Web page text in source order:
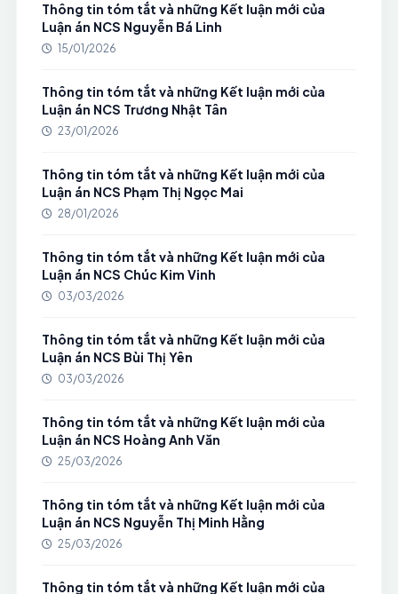
Thông tin tóm tắt và những Kết luận mới của
Luận án NCS Nguyễn Bá Linh
15/01/2026
Thông tin tóm tắt và những Kết luận mới của
Luận án NCS Trương Nhật Tân
23/01/2026
Thông tin tóm tắt và những Kết luận mới của
Luận án NCS Phạm Thị Ngọc Mai
28/01/2026
Thông tin tóm tắt và những Kết luận mới của
Luận án NCS Chúc Kim Vinh
03/03/2026
Thông tin tóm tắt và những Kết luận mới của
Luận án NCS Bùi Thị Yên
03/03/2026
Thông tin tóm tắt và những Kết luận mới của
Luận án NCS Hoàng Anh Văn
25/03/2026
Thông tin tóm tắt và những Kết luận mới của
Luận án NCS Nguyễn Thị Minh Hằng
25/03/2026
Thông tin tóm tắt và những Kết luận mới của